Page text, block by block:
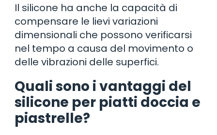
Il silicone ha anche la capacità di
compensare le lievi variazioni
dimensionali che possono verificarsi
nel tempo a causa del movimento o
delle vibrazioni delle superfici.
Quali sono i vantaggi del
silicone per piatti doccia e
piastrelle?